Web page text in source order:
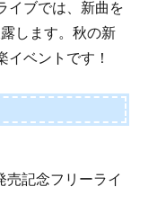
イブでは、新曲を
します。秋の新
イベントです！
売記念フリーライ